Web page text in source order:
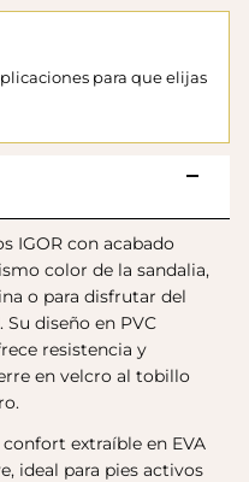
para que elijas
IGOR con acabado
color de la sandalia,
o para disfrutar del
diseño en PVC
resistencia y
en velcro al tobillo
extraíble en EVA
ideal para pies activos